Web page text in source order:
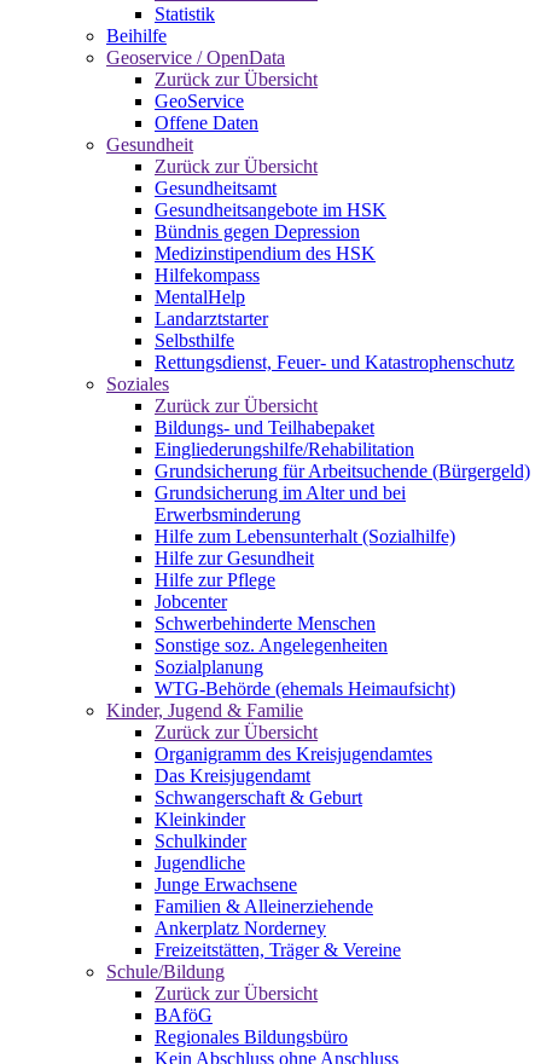
Statistik
Beihilfe
Geoservice / OpenData
Zurück zur Übersicht
GeoService
Offene Daten
Gesundheit
Zurück zur Übersicht
Gesundheitsamt
Gesundheitsangebote im HSK
Bündnis gegen Depression
Medizinstipendium des HSK
Hilfekompass
MentalHelp
Landarztstarter
Selbsthilfe
Rettungsdienst, Feuer- und Katastrophenschutz
Soziales
Zurück zur Übersicht
Bildungs- und Teilhabepaket
Eingliederungshilfe/Rehabilitation
Grundsicherung für Arbeitsuchende (Bürgergeld)
Grundsicherung im Alter und bei
Erwerbsminderung
Hilfe zum Lebensunterhalt (Sozialhilfe)
Hilfe zur Gesundheit
Hilfe zur Pflege
Jobcenter
Schwerbehinderte Menschen
Sonstige soz. Angelegenheiten
Sozialplanung
WTG-Behörde (ehemals Heimaufsicht)
Kinder, Jugend & Familie
Zurück zur Übersicht
Organigramm des Kreisjugendamtes
Das Kreisjugendamt
Schwangerschaft & Geburt
Kleinkinder
Schulkinder
Jugendliche
Junge Erwachsene
Familien & Alleinerziehende
Ankerplatz Norderney
Freizeitstätten, Träger & Vereine
Schule/Bildung
Zurück zur Übersicht
BAföG
Regionales Bildungsbüro
Kein Abschluss ohne Anschluss